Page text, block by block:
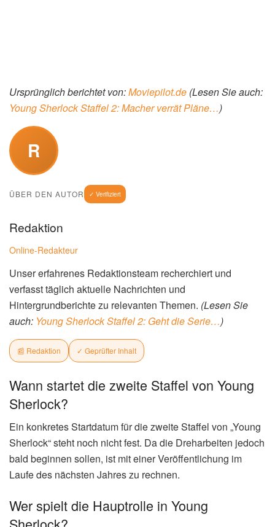
Ursprünglich berichtet von:Moviepilot.de (Lesen Sie auch:
Young Sherlock Staffel 2: Macher verrät Pläne…)
R
ÜBER DEN AUTOR ✓ Verifiziert
Redaktion
Online-Redakteur
Unser erfahrenes Redaktionsteam recherchiert und
verfasst täglich aktuelle Nachrichten und
Hintergrundberichte zu relevanten Themen. (Lesen Sie
auch: Young Sherlock Staffel 2: Geht die Serie…)
📰 Redaktion ✓ Geprüfter Inhalt
Wann startet die zweite Staffel von Young
Sherlock?
Ein konkretes Startdatum für die zweite Staffel von „Young
Sherlock“ steht noch nicht fest. Da die Dreharbeiten jedoch
bald beginnen sollen, ist mit einer Veröffentlichung im
Laufe des nächsten Jahres zu rechnen.
Wer spielt die Hauptrolle in Young